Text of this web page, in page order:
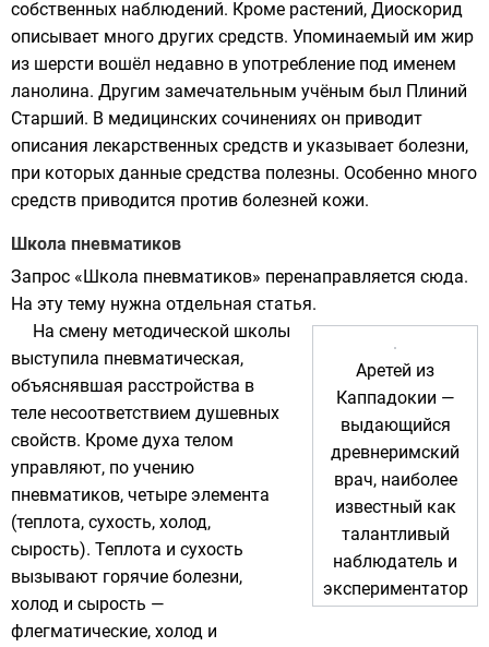
собственных наблюдений. Кроме растений, Диоскорид
описывает много других средств. Упоминаемый им жир
из шерсти вошёл недавно в употребление под именем
ланолина. Другим замечательным учёным был Плиний
Старший. В медицинских сочинениях он приводит
описания лекарственных средств и указывает болезни,
при которых данные средства полезны. Особенно много
средств приводится против болезней кожи.
Школа пневматиков
Запрос «Школа пневматиков» перенаправляется сюда.
На эту тему нужна отдельная статья.
Аретей из
Каппадокии —
выдающийся
древнеримский
врач, наиболее
известный как
талантливый
наблюдатель и
экспериментатор
На смену методической школы
выступила пневматическая,
объяснявшая расстройства в
теле несоответствием душевных
свойств. Кроме духа телом
управляют, по учению
пневматиков, четыре элемента
(теплота, сухость, холод,
сырость). Теплота и сухость
вызывают горячие болезни,
холод и сырость —
флегматические, холод и